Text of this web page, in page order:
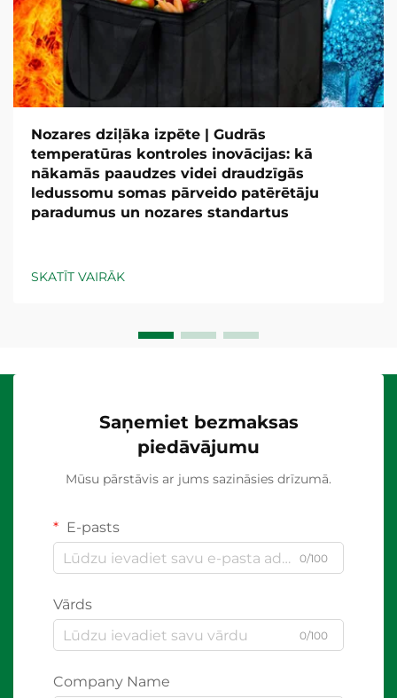
Nozares dziļāka izpēte | Gudrās
temperatūras kontroles inovācijas: kā
nākamās paaudzes videi draudzīgās
ledussomu somas pārveido patērētāju
paradumus un nozares standartus
SKATĪT VAIRĀK
Saņemiet bezmaksas
piedāvājumu
Mūsu pārstāvis ar jums sazināsies drīzumā.
E-pasts
0/100
Vārds
0/100
Company Name